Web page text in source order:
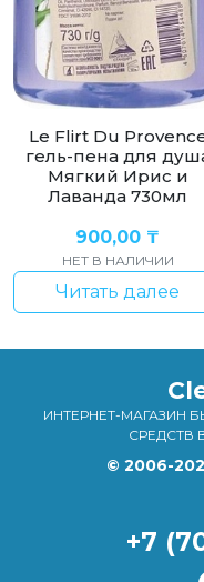
Le Flirt Du
гель-пена для
Мягкий Ирис и
Лаванда 730мл
900,00 ₸
НЕТ В НАЛИЧИИ
Читать далее
ИНТЕРНЕТ-
СРЕДСТВ
© 2006-
+7